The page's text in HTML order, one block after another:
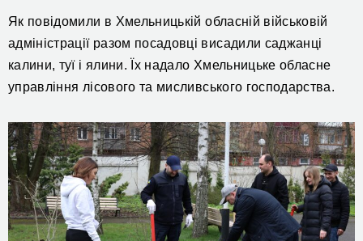
Як повідомили в Хмельницькій обласній військовій
адміністрації разом посадовці висадили саджанці
калини, туї і ялини. Їх надало Хмельницьке обласне
управління лісового та мисливського господарства.